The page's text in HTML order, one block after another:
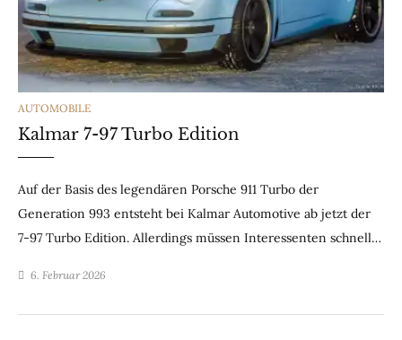
CATEGORIES
AUTOMOBILE
Kalmar 7-97 Turbo Edition
Auf der Basis des legendären Porsche 911 Turbo der
Generation 993 entsteht bei Kalmar Automotive ab jetzt der
7-97 Turbo Edition. Allerdings müssen Interessenten schnell…
6. Februar 2026